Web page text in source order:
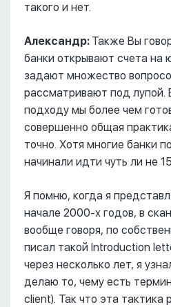
такого и нет.
Александр: Также Вы
банки открывают счета на
задают множество
рассматривают под лупой.
подходу мы более чем
совершенно общая
точно. Хотя многие банки
начинали идти чуть ли не
Я помню, когда я
начале 2000-х годов, в
вообще говоря, по
писал такой Introduction
через несколько лет, я
делаю то, чему есть
client). Так что эта тактика